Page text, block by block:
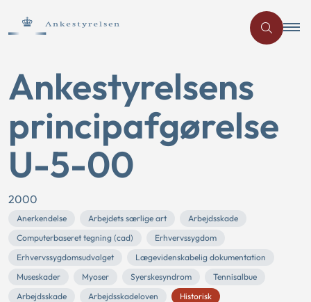
Ankestyrelsens
principafgørelse
U-5-00
2000
Anerkendelse Arbejdets særlige art
Arbejdsskade
Computerbaseret tegning (cad)
Erhvervssygdom
Erhvervssygdomsudvalget
Lægevidenskabelig dokumentation
Museskader
Myoser Syerskesyndrom
Tennisalbue
Arbejdsskade
Arbejdsskadeloven Historisk